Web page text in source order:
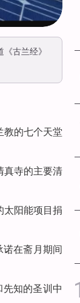
古兰经》
教的七个天堂
真寺的主要清
太阳能项目捐
在斋月期间
知的圣训中